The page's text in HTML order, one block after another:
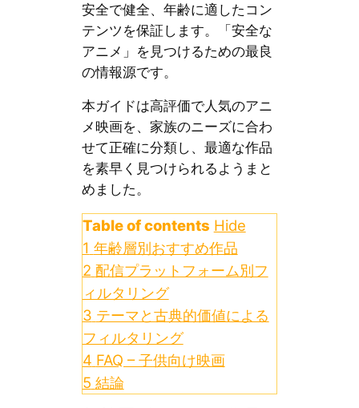
安全で健全、年齢に適したコン
テンツを保証します。「安全な
アニメ」を見つけるための最良
の情報源です。
本ガイドは高評価で人気のアニ
メ映画を、家族のニーズに合わ
せて正確に分類し、最適な作品
を素早く見つけられるようまと
めました。
Table of contents Hide
1 年齢層別おすすめ作品
2 配信プラットフォーム別フ
ィルタリング
3 テーマと古典的価値による
フィルタリング
4 FAQ – 子供向け映画
5 結論